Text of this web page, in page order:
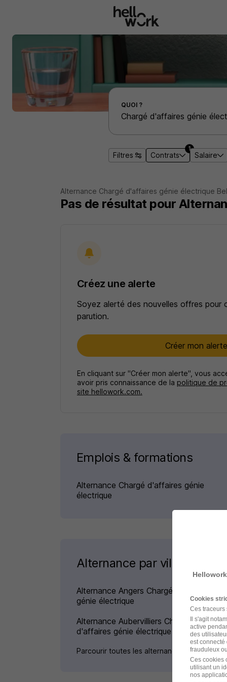
Effectuer une recherche d'emploi par localité
QUOI ?
Filtres Contrats
1
Salaire
Alternance Chargé d'affaires génie électrique
Pas de résultat pour
Créez une alerte
Soyez alerté des nouvelles offres pour
parution.
Créer mon alerte
En cliquant sur "Créer mon alerte", vous
avoir pris connaissance de la politique de
site hellowork.com.
Emplois & formations
Alternance Chargé d'affaires génie
électrique
Alternance par ville pour le
Alternance Angers Chargé d'affaires
génie électrique
Alternance Aubervilliers Chargé
d'affaires génie électrique
Parcourir toutes les alternances de Chargé
Cookies
Ces traceurs
Il s'agit
active
des
est connecté
frauduleux
Ces cookies
utilisant un
nos